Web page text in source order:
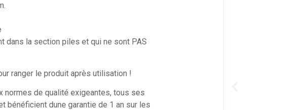
dans la section piles et qui ne sont PAS
ranger le produit après utilisation !
normes de qualité exigeantes, tous ses
bénéficient dune garantie de 1 an sur les